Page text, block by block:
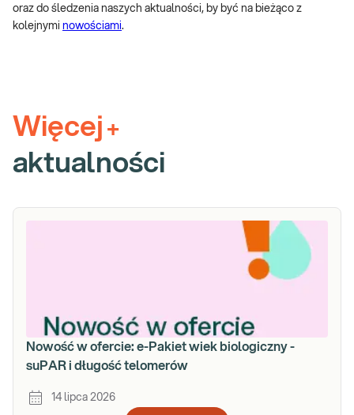
oraz do śledzenia naszych aktualności, by być na bieżąco z
kolejnymi nowościami.
Więcej +
aktualności
Nowość w ofercie: e-Pakiet wiek biologiczny -
suPAR i długość telomerów
14 lipca 2026